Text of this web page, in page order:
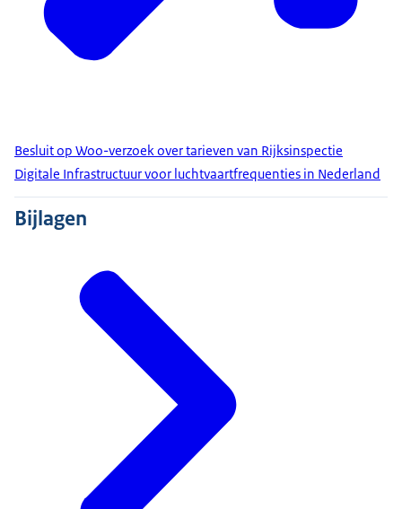
Besluit op Woo-verzoek over tarieven van Rijksinspectie
Digitale Infrastructuur voor luchtvaartfrequenties in Nederland
Bijlagen